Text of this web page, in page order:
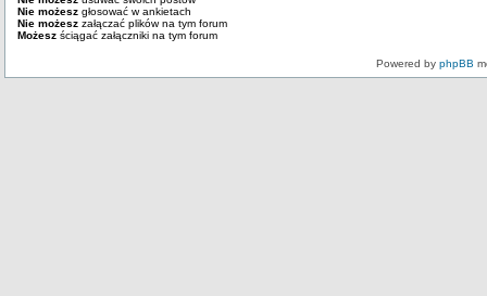
Nie możesz głosować w ankietach
Nie możesz załączać plików na tym forum
Możesz ściągać załączniki na tym forum
Powered by phpBB